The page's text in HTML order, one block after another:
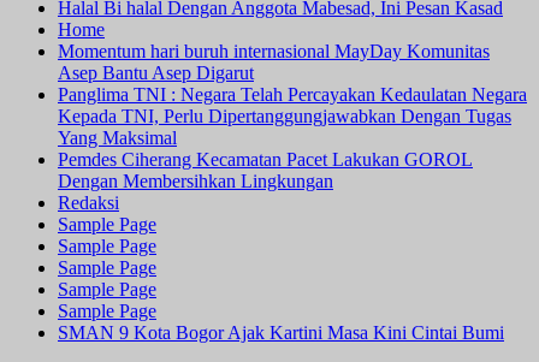
Halal Bi halal Dengan Anggota Mabesad, Ini Pesan Kasad
Home
Momentum hari buruh internasional MayDay Komunitas
Asep Bantu Asep Digarut
Panglima TNI : Negara Telah Percayakan Kedaulatan Negara
Kepada TNI, Perlu Dipertanggungjawabkan Dengan Tugas
Yang Maksimal
Pemdes Ciherang Kecamatan Pacet Lakukan GOROL
Dengan Membersihkan Lingkungan
Redaksi
Sample Page
Sample Page
Sample Page
Sample Page
Sample Page
SMAN 9 Kota Bogor Ajak Kartini Masa Kini Cintai Bumi